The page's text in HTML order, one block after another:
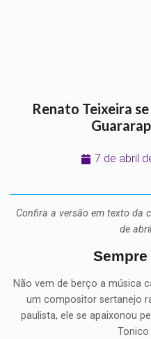
Renato Teixeira
7 de abril
Confira a versão em texto da
de
Não vem de berço a música
um compositor sertanejo
paulista, ele se apaixonou
Tonico